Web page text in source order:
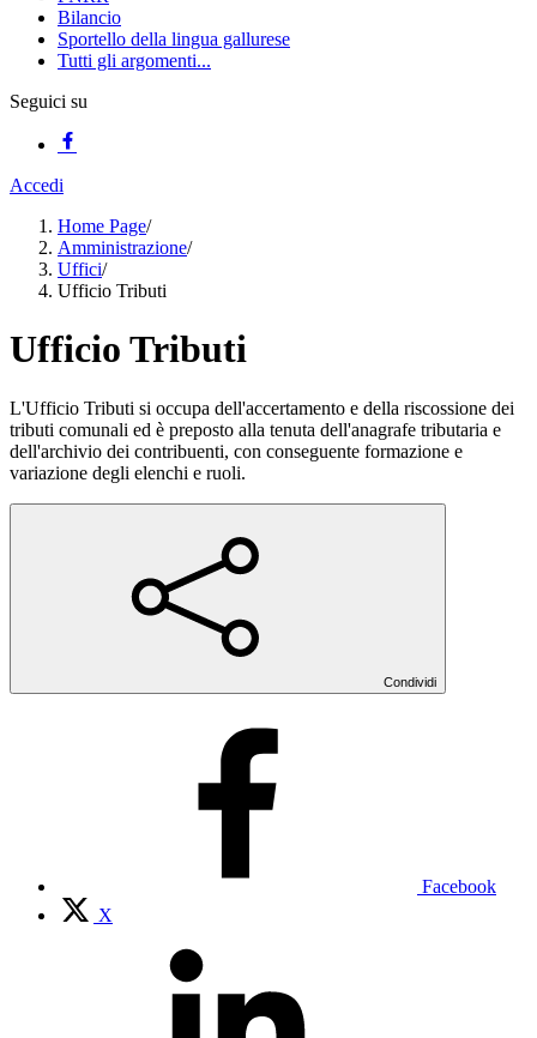
Bilancio
Sportello della lingua gallurese
Tutti gli argomenti...
Seguici su
Accedi
Home Page/
Amministrazione/
Uffici/
Ufficio Tributi
Ufficio Tributi
L'Ufficio Tributi si occupa dell'accertamento e della riscossione dei
tributi comunali ed è preposto alla tenuta dell'anagrafe tributaria e
dell'archivio dei contribuenti, con conseguente formazione e
variazione degli elenchi e ruoli.
Condividi
Facebook
X